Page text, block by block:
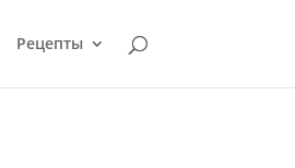
Рецепты